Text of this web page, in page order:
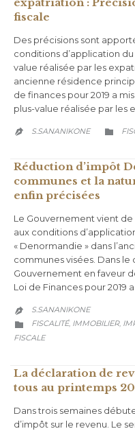
fiscale
Des précisions sont
conditions d’application
value réalisée par les
ancienne résidence
de finances pour 2019 a
plus-value réalisée par les
 S.SANANIKONE 
Réduction d’impôt
communes et la
enfin précisées
Le Gouvernement vient
aux conditions
« Denormandie » dans
communes visées. Dans
Gouvernement en faveur
Loi de Finances pour 2019
 S.SANANIKONE
 CATEGORY
FISCALITÉ, IMMOBILIER,
FISCALE
La déclaration de
tous au printemps
Dans trois semaines
d’impôt sur le revenu. Le